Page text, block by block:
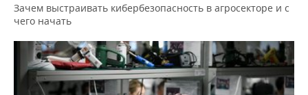
Зачем выстраивать кибербезопасность в агросекторе и с
чего начать